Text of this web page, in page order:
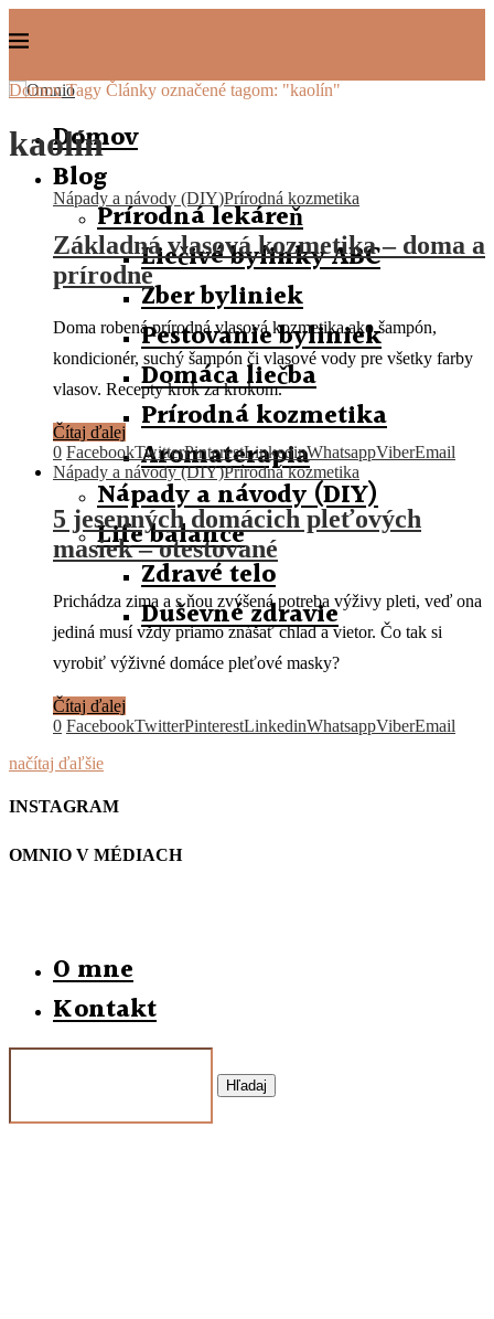
Domov
Blog
Prírodná lekáreň
Liečivé bylinky ABC
Zber byliniek
Pestovanie byliniek
Domáca liečba
Prírodná kozmetika
Aromaterapia
Nápady a návody (DIY)
Life balance
Zdravé telo
Duševné zdravie
O mne
Kontakt
Hľadaj
Domov Tagy Články označené tagom: "kaolín"
kaolín
Nápady a návody (DIY)Prírodná kozmetika
Základná vlasová kozmetika – doma a
prírodne
Doma robená prírodná vlasová kozmetika ako šampón,
kondicionér, suchý šampón či vlasové vody pre všetky farby
vlasov. Recepty krok za krokom.
Čítaj ďalej
0 FacebookTwitterPinterestLinkedinWhatsappViberEmail
Nápady a návody (DIY)Prírodná kozmetika
5 jesenných domácich pleťových
masiek – otestované
Prichádza zima a s ňou zvýšená potreba výživy pleti, veď ona
jediná musí vždy priamo znášať chlad a vietor. Čo tak si
vyrobiť výživné domáce pleťové masky?
Čítaj ďalej
0 FacebookTwitterPinterestLinkedinWhatsappViberEmail
načítaj ďaľšie
INSTAGRAM
OMNIO V MÉDIACH